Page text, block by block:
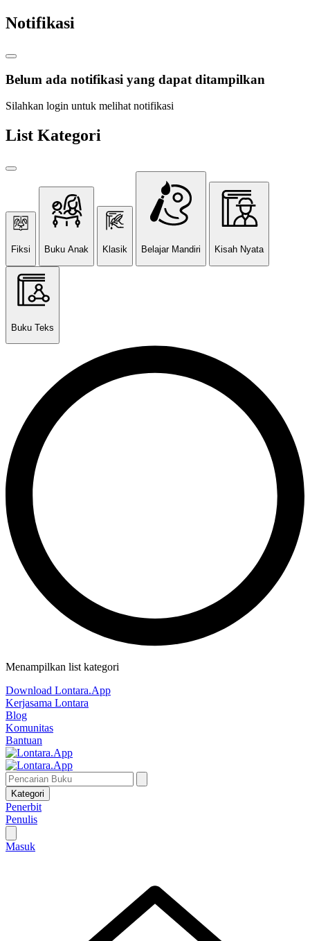
Notifikasi
Belum ada notifikasi yang dapat ditampilkan
Silahkan login untuk melihat notifikasi
List Kategori
Fiksi Buku Anak Klasik Belajar Mandiri Kisah Nyata
Buku Teks
Menampilkan list kategori
Download Lontara.App
Kerjasama Lontara
Blog
Komunitas
Bantuan
Kategori
Penerbit
Penulis
Masuk